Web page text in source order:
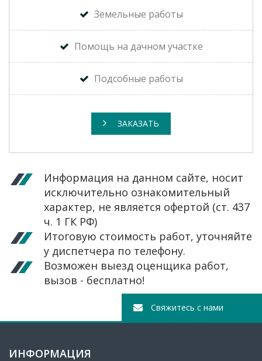
Земельные работы
Помощь на дачном участке
Подсобные работы
ЗАКАЗАТЬ
Информация на данном сайте, носит
исключительно ознакомительный
характер, не является офертой (ст. 437
ч. 1 ГК РФ)
Итоговую стоимость работ, уточняйте
у диспетчера по телефону.
Возможен выезд оценщика работ,
вызов - бесплатно!
Свяжитесь с нами
ИНФОРМАЦИЯ